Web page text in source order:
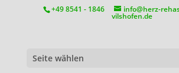
position:relative;+49 8541 - 1846 info@herz-
vilshofen.de
Seite wählen